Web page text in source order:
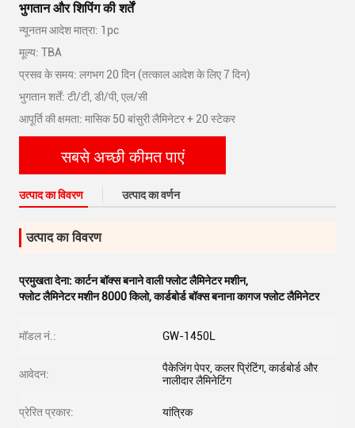
भुगतान और शिपिंग की शर्तें
न्यूनतम आदेश मात्रा: 1pc
मूल्य: TBA
प्रसव के समय: लगभग 20 दिन (तत्काल आदेश के लिए 7 दिन)
भुगतान शर्तें: टी/टी, डी/पी, एल/सी
आपूर्ति की क्षमता: मासिक 50 बांसुरी लैमिनेटर + 20 स्टेकर
सबसे अच्छी कीमत पाएं
उत्पाद का विवरण उत्पाद का वर्णन
उत्पाद का विवरण
प्रमुखता देना:कार्टन बॉक्स बनाने वाली फ्लोट लैमिनेटर मशीन,
फ्लोट लैमिनेटर मशीन 8000 किलो,कार्डबोर्ड बॉक्स बनाना कागज फ्लोट लैमिनेटर
मॉडल नं.: GW-1450L
आवेदन:
पैकेजिंग पेपर, कलर प्रिंटिंग, कार्डबोर्ड और
नालीदार लैमिनेटिंग
प्रेरित प्रकार: यांत्रिक